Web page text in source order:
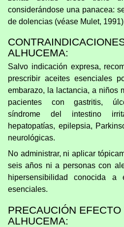
considerándose una panacea:
de dolencias (véase Mulet,
ALHUCEMA:
Salvo indicación expresa,
prescribir aceites esenciales
embarazo, la lactancia, a niños
pacientes con gastritis,
síndrome del intestino
hepatopatías, epilepsia,
neurológicas.
No administrar, ni aplicar
seis años ni a personas con
hipersensibilidad conocida
esenciales.
PRECAUCIÓN
ALHUCEMA: